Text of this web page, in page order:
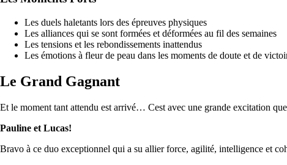
Les duels haletants lors des épreuves physiques
Les alliances qui se sont formées et déformées au fil des semaines
Les tensions et les rebondissements inattendus
Les émotions à fleur de peau dans les moments de doute et de
Le Grand Gagnant
Et le moment tant attendu est arrivé… Cest avec une grande excitation
Pauline et Lucas!
Bravo à ce duo exceptionnel qui a su allier force, agilité, intelligence et